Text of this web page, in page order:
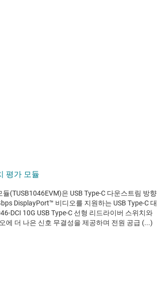
평가 모듈
(TUSB1046EVM)은 USB Type-C 다운스트림 방향
DisplayPort™ 비디오를 지원하는 USB Type-C 대
DCI 10G USB Type-C 선형 리드라이버 스위치와
에 더 나은 신호 무결성을 제공하며 전원 공급 (...)